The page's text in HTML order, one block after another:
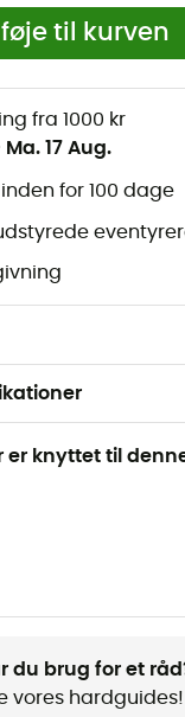
til kurven
fra 1000 kr
Ma. 17 Aug.
for 100 dage
og nøgleholder
logo
med
100 %
/ Trekking / Cykel
er knyttet til
du brug for et
vores hardguides!